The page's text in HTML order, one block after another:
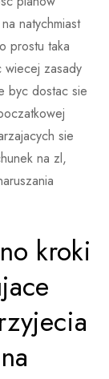
natychmiast
prostu taka
wiecej zasady
byc dostac sie
sie
na zl,
kroki